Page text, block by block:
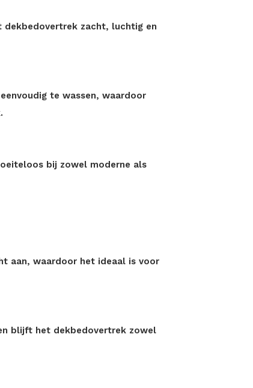
dekbedovertrek zacht, luchtig en
te wassen, waardoor
bij zowel moderne als
aan, waardoor het ideaal is voor
blijft het dekbedovertrek zowel